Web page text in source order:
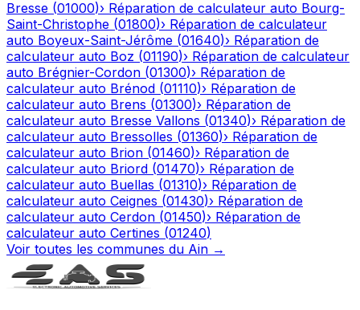
Bresse (01000)› Réparation de calculateur auto Bourg-
Saint-Christophe (01800)› Réparation de calculateur
auto Boyeux-Saint-Jérôme (01640)› Réparation de
calculateur auto Boz (01190)› Réparation de calculateur
auto Brégnier-Cordon (01300)› Réparation de
calculateur auto Brénod (01110)› Réparation de
calculateur auto Brens (01300)› Réparation de
calculateur auto Bresse Vallons (01340)› Réparation de
calculateur auto Bressolles (01360)› Réparation de
calculateur auto Brion (01460)› Réparation de
calculateur auto Briord (01470)› Réparation de
calculateur auto Buellas (01310)› Réparation de
calculateur auto Ceignes (01430)› Réparation de
calculateur auto Cerdon (01450)› Réparation de
calculateur auto Certines (01240)
Voir toutes les communes du Ain →